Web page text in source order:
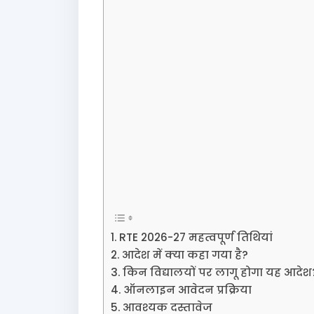
RTE 2026-27 महत्वपूर्ण तिथियां
आदेश में क्या कहा गया है?
किन विद्यालयों पर लागू होगा यह
ऑनलाइन आवेदन प्रक्रिया
आवश्यक दस्तावेज